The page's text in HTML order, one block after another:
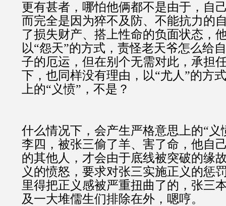
更有甚者，哪怕他俩都不是由于，自
而完全是因为猝不及防、不能抗力的
了损失财产、搭上性命的负面状态，
以“怨天”的方式，责怪老天爷怎么给
子的厄运，但在别个无需对此，承担
下，也同样没有理由，以“尤人”的方
上的“义愤”，不是？
什么情况下，会产生严格意思上的“义
李四， 被张三偷了羊、害了命，他自
的其他人，才会由于底线被突破的缘
义的愤怒，要求对张三实施正义的
里得把正义感被严重扭曲了的，张三
及一大堆儒生们排除在外，嗯哼。